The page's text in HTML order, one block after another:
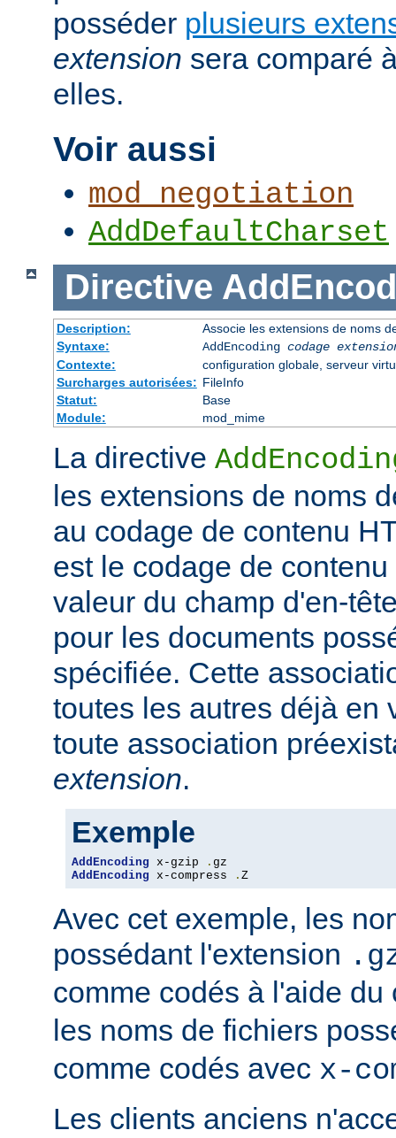
posséder plusieurs
extension sera comparé
elles.
Voir aussi
mod_negotiation
AddDefaultCharset
Directive
Description:
Associe les extensions de noms
Syntaxe:
AddEncoding codage
Contexte:
configuration globale, serveur
Surcharges autorisées: FileInfo
Statut:
Base
Module:
mod_mime
La directive
les extensions de noms
au codage de contenu
est le codage de
valeur du champ d'en-
pour les documents
spécifiée. Cette
toutes les autres déjà en
toute association
extension.
Exemple
AddEncoding x-gzip .
AddEncoding x-compress . Z
Avec cet exemple, les
possédant l'extension
comme codés à l'aide
les noms de fichiers
comme codés avec x-
Les clients anciens